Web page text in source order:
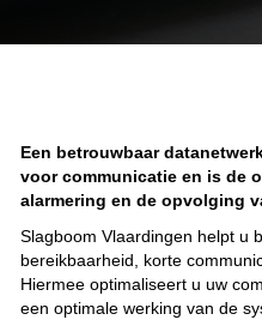
Een betrouwbaar
voor communicatie en is de
alarmering en de opvolging
Slagboom Vlaardingen helpt u
bereikbaarheid, korte
Hiermee optimaliseert u uw
een optimale werking van de